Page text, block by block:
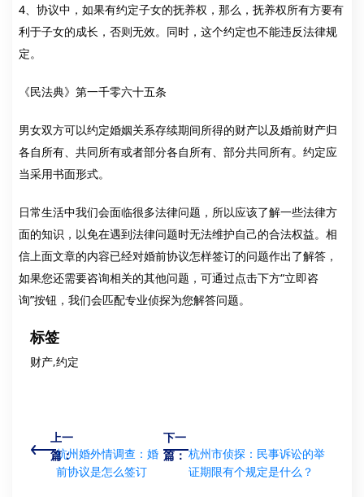
4、协议中，如果有约定子女的抚养权，那么，抚养权所有方要有
利于子女的成长，否则无效。同时，这个约定也不能违反法律规
定。
《民法典》第一千零六十五条
男女双方可以约定婚姻关系存续期间所得的财产以及婚前财产归
各自所有、共同所有或者部分各自所有、部分共同所有。约定应
当采用书面形式。
日常生活中我们会面临很多法律问题，所以应该了解一些法律方
面的知识，以免在遇到法律问题时无法维护自己的合法权益。相
信上面文章的内容已经对婚前协议怎样签订的问题作出了解答，
如果您还需要咨询相关的其他问题，可通过点击下方“立即咨
询”按钮，我们会匹配专业侦探为您解答问题。
标签
财产,约定
上一
篇：
杭州婚外情调查：婚
前协议是怎么签订
下一
篇：杭州市侦探：民事诉讼的举
证期限有个规定是什么？